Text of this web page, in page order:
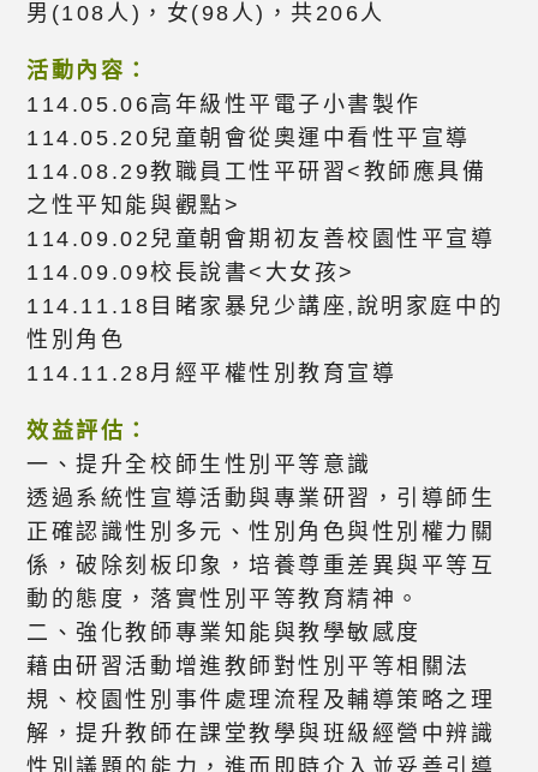
男(108人)，女(98人)，共206人
活動內容：
114.05.06高年級性平電子小書製作
114.05.20兒童朝會從奧運中看性平宣導
114.08.29教職員工性平研習<教師應具備
之性平知能與觀點>
114.09.02兒童朝會期初友善校園性平宣導
114.09.09校長說書<大女孩>
114.11.18目睹家暴兒少講座,說明家庭中的
性別角色
114.11.28月經平權性別教育宣導
效益評估：
一、提升全校師生性別平等意識
透過系統性宣導活動與專業研習，引導師生
正確認識性別多元、性別角色與性別權力關
係，破除刻板印象，培養尊重差異與平等互
動的態度，落實性別平等教育精神。
二、強化教師專業知能與教學敏感度
藉由研習活動增進教師對性別平等相關法
規、校園性別事件處理流程及輔導策略之理
解，提升教師在課堂教學與班級經營中辨識